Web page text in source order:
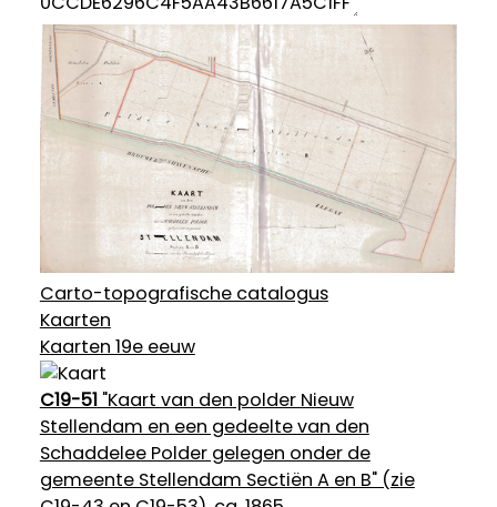
Carto-topografische catalogus
Kaarten
Kaarten 19e eeuw
C19-51"Kaart van den polder Nieuw
Stellendam en een gedeelte van den
Schaddelee Polder gelegen onder de
gemeente Stellendam Sectiën A en B" (zie